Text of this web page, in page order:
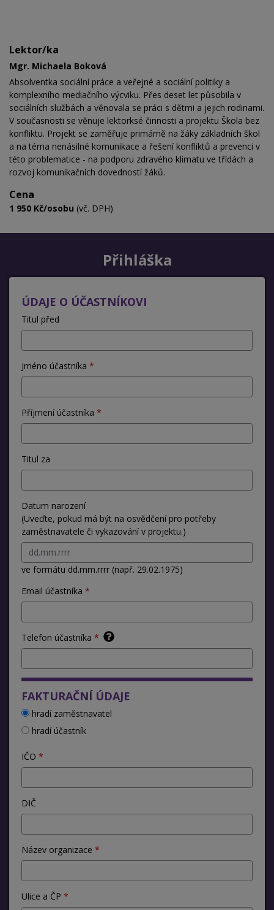
Lektor/ka
Mgr. Michaela Boková
Absolventka sociální práce a veřejné a sociální politiky a
komplexního mediačního výcviku. Přes deset let působila v
sociálních službách a věnovala se práci s dětmi a jejich rodinami.
V současnosti se věnuje lektorksé činnosti a projektu Škola bez
konfliktu. Projekt se zaměřuje primárně na žáky základních škol
a na téma nenásilné komunikace a řešení konfliktů a prevenci v
této problematice - na podporu zdravého klimatu ve třídách a
rozvoj komunikačních dovedností žáků.
Cena
1 950 Kč/osobu (vč. DPH)
Přihláška
ÚDAJE O ÚČASTNÍKOVI
Titul před
Jméno účastníka
Příjmení účastníka
Titul za
Datum narození
(Uveďte, pokud má být na osvědčení pro potřeby
zaměstnavatele či vykazování v projektu.)
ve formátu dd.mm.rrrr (např. 29.02.1975)
Email účastníka
Telefon účastníka
FAKTURAČNÍ ÚDAJE
hradí zaměstnavatel
hradí účastník
IČO
DIČ
Název organizace
Ulice a ČP